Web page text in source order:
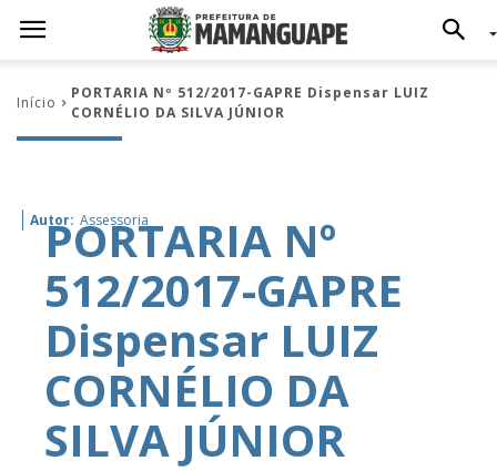
Início
PORTARIA Nº 512/2017-GAPRE Dispensar LUIZ
CORNÉLIO DA SILVA JÚNIOR
Autor: Assessoria
PORTARIA Nº
512/2017-GAPRE
Dispensar LUIZ
CORNÉLIO DA
SILVA JÚNIOR